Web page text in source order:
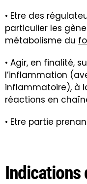
• Etre des
particulier les
métabolisme du
• Agir, en finalité,
l’inflammation
inflammatoire), à
réactions en
• Etre partie
Indications